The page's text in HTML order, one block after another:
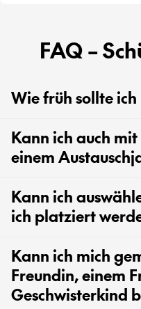
FAQ –
Wie früh sollte
Kann ich auch
einem
Kann ich
ich platziert
Kann ich mich
Freundin, einem
Geschwisterkind